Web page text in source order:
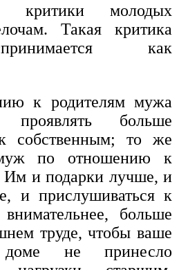
критики молодых
Такая критика
как
к родителям мужа
больше
собственным; то же
муж по отношению к
Им и подарки лучше, и
и прислушиваться к
больше
труде, чтобы ваше
не принесло